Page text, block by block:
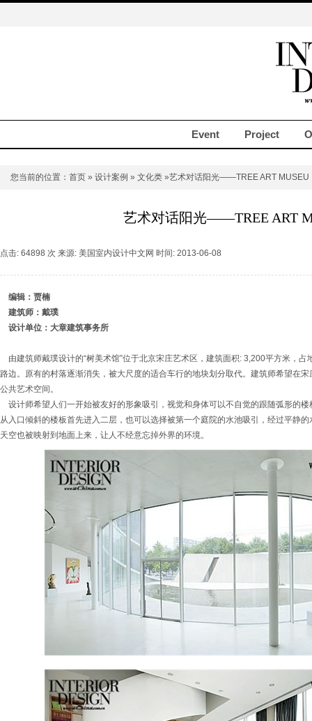
Event Project
您当前的位置： 首页 » 设计案例 » 文化类 »艺术对话阳光——TREE ART MUSEU
艺术对话阳光——TREE ART
点击: 64898 次 来源: 美国室内设计中文网 时间: 2013-06-08
编辑：贾楠
建筑师：戴璞
设计单位：大章建筑事务所
由建筑师戴璞设计的“树美术馆”位于北京宋庄艺术区，建筑面积: 3,200平方米，
路边。原有的村落逐渐消失，被大尺度的适合车行的地块划分取代。建筑师希望在
公共艺术空间。
设计师希望人们一开始被友好的形象吸引，视觉和身体可以不自觉的跟随弧形的
从入口倾斜的楼板首先进入二层，也可以选择被第一个庭院的水池吸引，经过平静
天空也被映射到地面上来，让人不经意忘掉外界的环境。